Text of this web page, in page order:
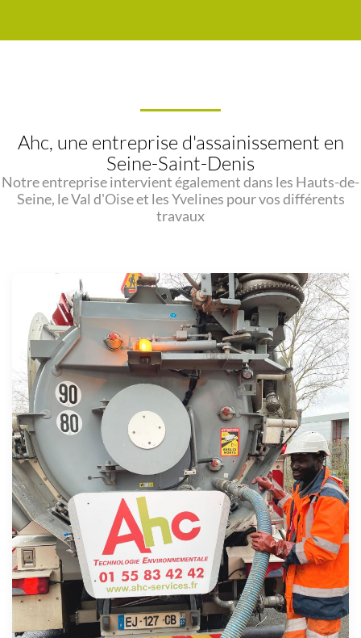
Ahc, une entreprise d'assainissement en
Seine-Saint-Denis
Notre entreprise intervient également dans les Hauts-de-
Seine, le Val d'Oise et les Yvelines pour vos différents
travaux